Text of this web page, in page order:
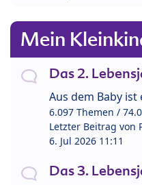
Mein
Das 2.
Aus dem Baby
6.097 Themen /
Letzter Beitrag von
6. Jul 2026 11:11
Das 3.